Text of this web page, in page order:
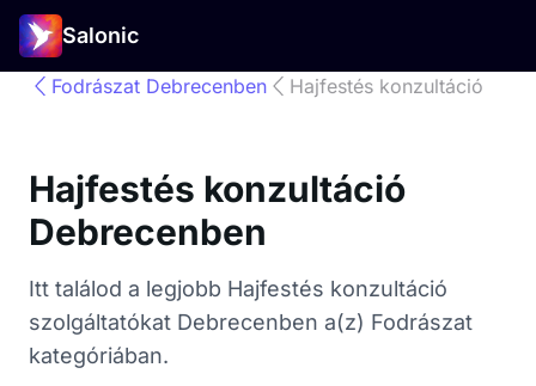
Salonic
Fodrászat Debrecenben Hajfestés konzultáció
Hajfestés konzultáció
Debrecenben
Itt találod a legjobb Hajfestés konzultáció
szolgáltatókat Debrecenben a(z) Fodrászat
kategóriában.